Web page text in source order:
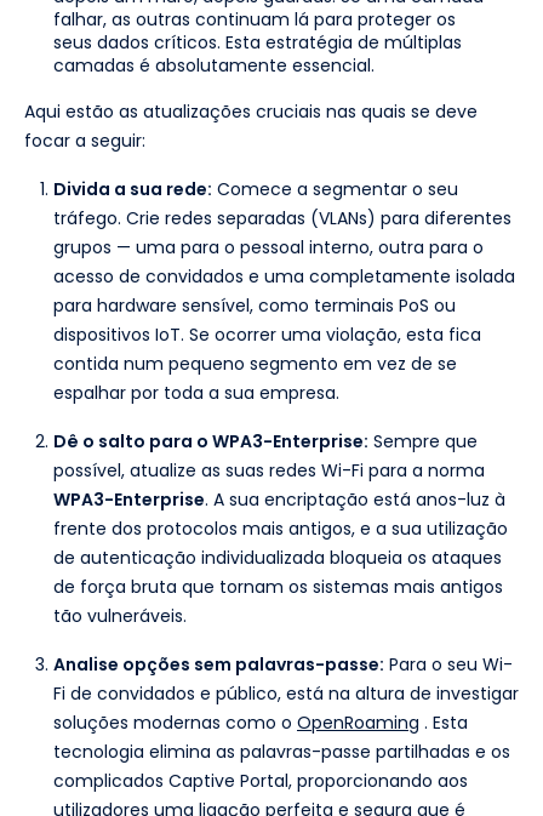
falhar, as outras continuam lá para proteger os
seus dados críticos. Esta estratégia de múltiplas
camadas é absolutamente essencial.
Aqui estão as atualizações cruciais nas quais se deve
focar a seguir:
Divida a sua rede: Comece a segmentar o seu
tráfego. Crie redes separadas (VLANs) para diferentes
grupos — uma para o pessoal interno, outra para o
acesso de convidados e uma completamente isolada
para hardware sensível, como terminais PoS ou
dispositivos IoT. Se ocorrer uma violação, esta fica
contida num pequeno segmento em vez de se
espalhar por toda a sua empresa.
Dê o salto para o WPA3-Enterprise: Sempre que
possível, atualize as suas redes Wi-Fi para a norma
WPA3-Enterprise. A sua encriptação está anos-luz à
frente dos protocolos mais antigos, e a sua utilização
de autenticação individualizada bloqueia os ataques
de força bruta que tornam os sistemas mais antigos
tão vulneráveis.
Analise opções sem palavras-passe: Para o seu Wi-
Fi de convidados e público, está na altura de investigar
soluções modernas como o OpenRoaming . Esta
tecnologia elimina as palavras-passe partilhadas e os
complicados Captive Portal, proporcionando aos
utilizadores uma ligação perfeita e segura que é